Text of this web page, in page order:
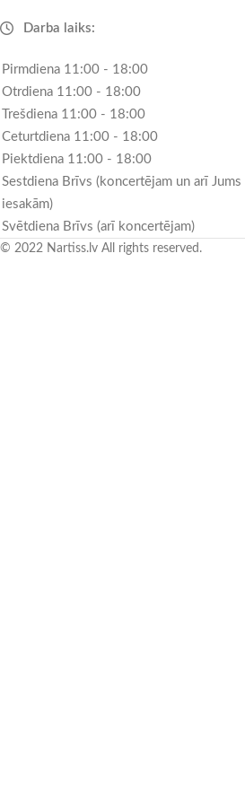
Darba laiks:
Pirmdiena 11:00 - 18:00
Otrdiena 11:00 - 18:00
Trešdiena 11:00 - 18:00
Ceturtdiena 11:00 - 18:00
Piektdiena 11:00 - 18:00
Sestdiena Brīvs (koncertējam un arī Jums
iesakām)
Svētdiena Brīvs (arī koncertējam)
© 2022 Nartiss.lv All rights reserved.